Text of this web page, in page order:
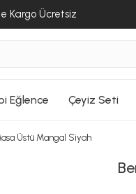
Kargo Ücretsiz
Eğlence Çeyiz Seti
Üstü Mangal Siyah